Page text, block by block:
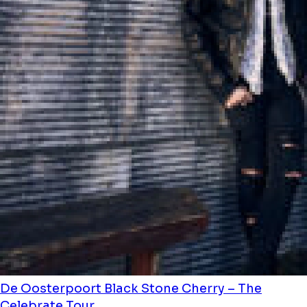
De Oosterpoort Black Stone Cherry – The